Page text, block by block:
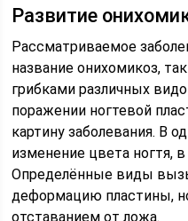
Развитие
Рассматриваемое
название онихомикоз,
грибками различных
поражении ногтевой
картину заболевания. В
изменение цвета ногтя,
Определённые виды
деформацию пластины,
отставанием от ложа.